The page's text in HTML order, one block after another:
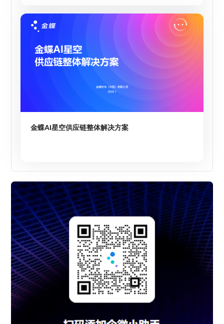
金蝶AI星空供应链整体解决方案